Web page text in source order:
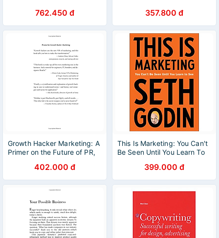
762.450 đ 357.800 đ
Growth Hacker Marketing: A
Primer on the Future of PR,
402.000 đ
This Is Marketing: You Can't
Be Seen Until You Learn To
399.000 đ